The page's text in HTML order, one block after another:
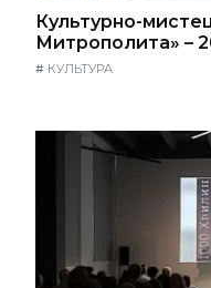
Культурно-
Митрополита» –
# КУЛЬТУРА